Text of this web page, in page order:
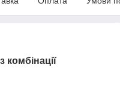
комбінації